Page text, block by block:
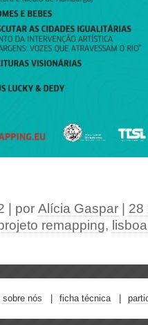
| por Alícia Gaspar 28
remapping,
sobre nós ficha técnica